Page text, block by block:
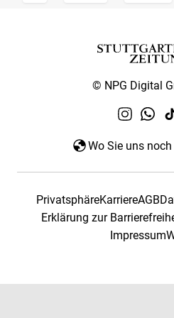
© NPG Digital
Wo Sie uns
PrivatsphäreKarriereAGB
Erklärung zur
Impressum